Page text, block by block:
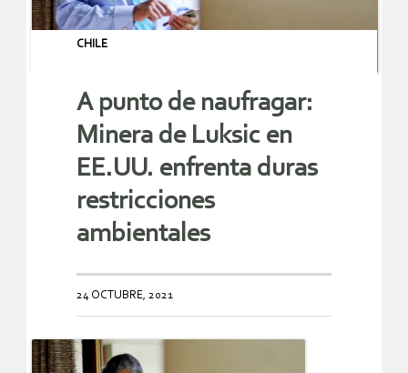
CHILE
A punto de naufragar:
Minera de Luksic en
EE.UU. enfrenta duras
restricciones
ambientales
24 OCTUBRE, 2021